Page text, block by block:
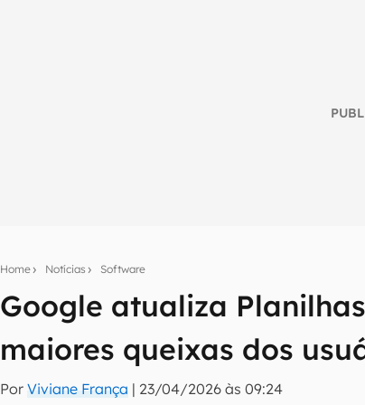
Home Notícias Software
Google atualiza
maiores queixas dos
PorViviane França | 23/04/2026 às 09:24
Seu resumo inteligente do mundo tech!
Assine a newsletter do Canaltech e receba
mão.